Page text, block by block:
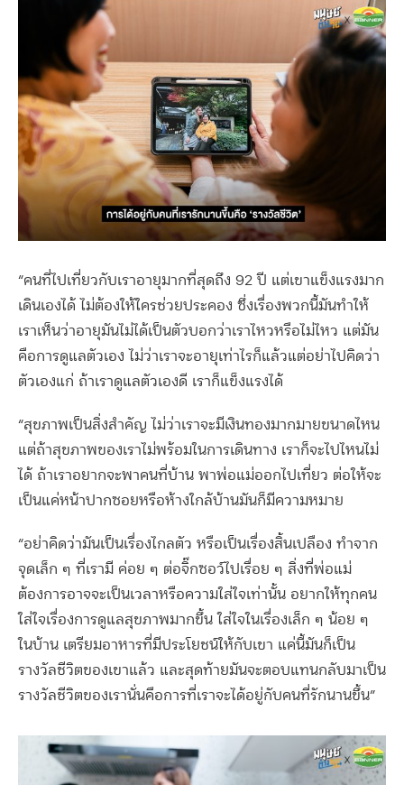
“คนที่ไปเที่ยวกับเราอายุมากที่สุดถึง 92 ปี แต่เขาแข็งแรงมาก
เดินเองได้ ไม่ต้องให้ใครช่วยประคอง ซึ่งเรื่องพวกนี้มันทำให้
เราเห็นว่าอายุมันไม่ได้เป็นตัวบอกว่าเราไหวหรือไม่ไหว แต่มัน
คือการดูแลตัวเอง ไม่ว่าเราจะอายุเท่าไรก็แล้วแต่อย่าไปคิดว่า
ตัวเองแก่ ถ้าเราดูแลตัวเองดี เราก็แข็งแรงได้
“สุขภาพเป็นสิ่งสำคัญ ไม่ว่าเราจะมีเงินทองมากมายขนาดไหน
แต่ถ้าสุขภาพของเราไม่พร้อมในการเดินทาง เราก็จะไปไหนไม่
ได้ ถ้าเราอยากจะพาคนที่บ้าน พาพ่อแม่ออกไปเที่ยว ต่อให้จะ
เป็นแค่หน้าปากซอยหรือห้างใกล้บ้านมันก็มีความหมาย
“อย่าคิดว่ามันเป็นเรื่องไกลตัว หรือเป็นเรื่องสิ้นเปลือง ทำจาก
จุดเล็ก ๆ ที่เรามี ค่อย ๆ ต่อจิ๊กซอว์ไปเรื่อย ๆ สิ่งที่พ่อแม่
ต้องการอาจจะเป็นเวลาหรือความใส่ใจเท่านั้น อยากให้ทุกคน
ใส่ใจเรื่องการดูแลสุขภาพมากขึ้น ใส่ใจในเรื่องเล็ก ๆ น้อย ๆ
ในบ้าน เตรียมอาหารที่มีประโยชน์ให้กับเขา แค่นี้มันก็เป็น
รางวัลชีวิตของเขาแล้ว และสุดท้ายมันจะตอบแทนกลับมาเป็น
รางวัลชีวิตของเรานั่นคือการที่เราจะได้อยู่กับคนที่รักนานขึ้น”